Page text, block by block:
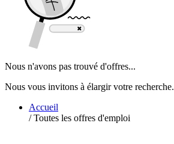
Nous n'avons pas trouvé d'offres...
Nous vous invitons à élargir votre recherche.
Accueil
/ Toutes les offres d'emploi